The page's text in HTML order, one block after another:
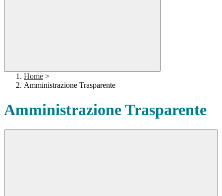
Home >
Amministrazione Trasparente
Amministrazione Trasparente